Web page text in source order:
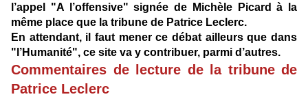
l’appel "A l’offensive" signée de Michèle Picard à la
même place que la tribune de Patrice Leclerc.
En attendant, il faut mener ce débat ailleurs que dans
"l’Humanité", ce site va y contribuer, parmi d’autres.
Commentaires de lecture de la tribune de
Patrice Leclerc